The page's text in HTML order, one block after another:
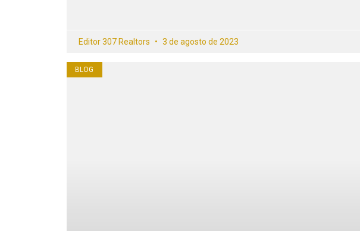
Editor 307 Realtors 3 de agosto de 2023
BLOG